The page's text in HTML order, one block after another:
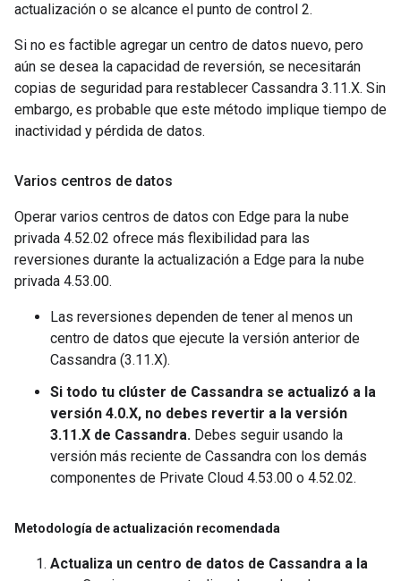
actualización o se alcance el punto de control 2.
Si no es factible agregar un centro de datos nuevo, pero
aún se desea la capacidad de reversión, se necesitarán
copias de seguridad para restablecer Cassandra 3.11.X. Sin
embargo, es probable que este método implique tiempo de
inactividad y pérdida de datos.
Varios centros de datos
Operar varios centros de datos con Edge para la nube
privada 4.52.02 ofrece más flexibilidad para las
reversiones durante la actualización a Edge para la nube
privada 4.53.00.
Las reversiones dependen de tener al menos un
centro de datos que ejecute la versión anterior de
Cassandra (3.11.X).
Si todo tu clúster de Cassandra se actualizó a la
versión 4.0.X, no debes revertir a la versión
3.11.X de Cassandra. Debes seguir usando la
versión más reciente de Cassandra con los demás
componentes de Private Cloud 4.53.00 o 4.52.02.
Metodología de actualización recomendada
Actualiza un centro de datos de Cassandra a la